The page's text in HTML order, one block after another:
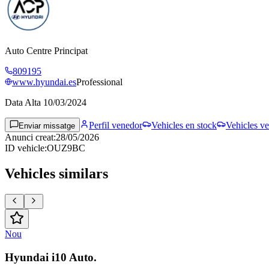
Auto Centre Principat
809195
www.hyundai.esProfessional
Data Alta 10/03/2024
Enviar missatge Perfil venedor Vehicles en stock
Vehicles
Anunci creat:28/05/2026
ID vehicle:OUZ9BC
Vehicles similars
Nou
Hyundai i10 Auto.